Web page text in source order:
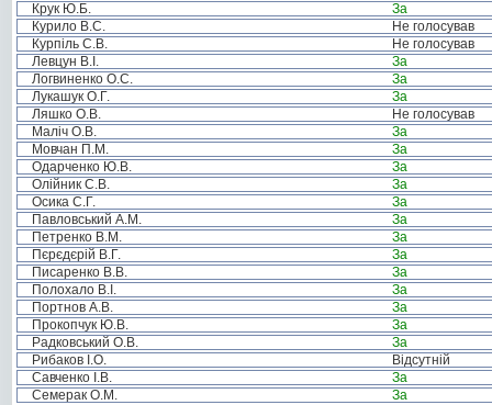
Крук Ю.Б.
За
Курило В.С.
Не голосував
Курпіль С.В.
Не голосував
Левцун В.І.
За
Логвиненко О.С.
За
Лукашук О.Г.
За
Ляшко О.В.
Не голосував
Маліч О.В.
За
Мовчан П.М.
За
Одарченко Ю.В.
За
Олійник С.В.
За
Осика С.Г.
За
Павловський А.М.
За
Петренко В.М.
За
Пєрєдєрій В.Г.
За
Писаренко В.В.
За
Полохало В.І.
За
Портнов А.В.
За
Прокопчук Ю.В.
За
Радковський О.В.
За
Рибаков І.О.
Відсутній
Савченко І.В.
За
Семерак О.М.
За